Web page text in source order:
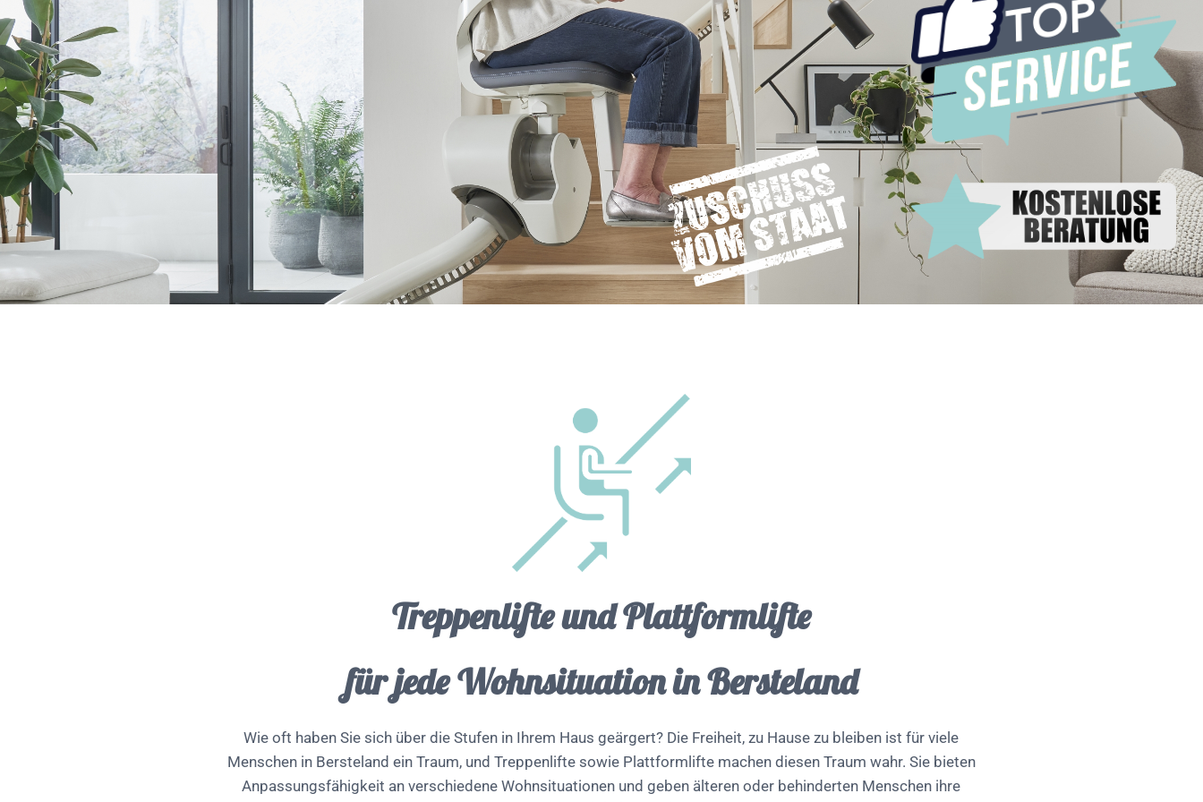
Treppenlifte und Plattformlifte
für jede Wohnsituation in Bersteland
Wie oft haben Sie sich über die Stufen in Ihrem Haus geärgert? Die Freiheit, zu Hause zu bleiben ist für viele
Menschen in Bersteland ein Traum, und Treppenlifte sowie Plattformlifte machen diesen Traum wahr. Sie bieten
Anpassungsfähigkeit an verschiedene Wohnsituationen und geben älteren oder behinderten Menschen ihre